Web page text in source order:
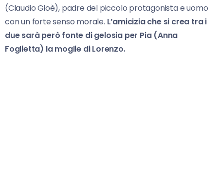
(Claudio Gioè), padre del piccolo protagonista e uomo
con un forte senso morale. L’amicizia che si crea tra i
due sarà però fonte di gelosia per Pia (Anna
Foglietta) la moglie di Lorenzo.